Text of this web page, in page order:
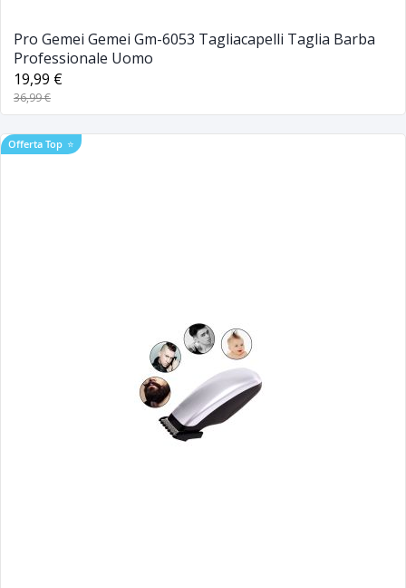
Pro Gemei Gemei Gm-6053 Tagliacapelli Taglia Barba
Professionale Uomo
19,99 €
36,99 €
Offerta Top ⭐